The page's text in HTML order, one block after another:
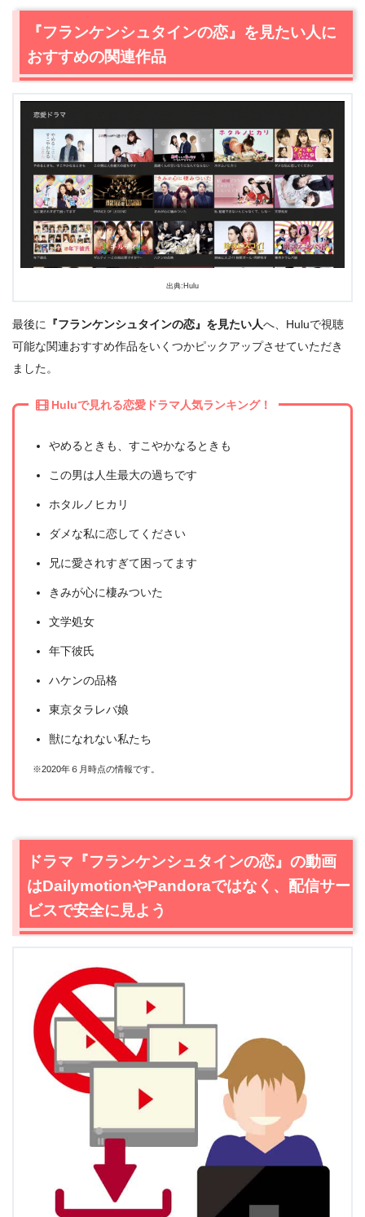
『フランケンシュタインの恋』を見たい人に
おすすめの関連作品
出典:Hulu
最後に 『フランケンシュタインの恋』を見たい人へ、Huluで視聴
可能な関連おすすめ作品をいくつかピックアップさせていただき
ました。
Huluで見れる恋愛ドラマ人気ランキング！
やめるときも、すこやかなるときも
この男は人生最大の過ちです
ホタルノヒカリ
ダメな私に恋してください
兄に愛されすぎて困ってます
きみが心に棲みついた
文学処女
年下彼氏
ハケンの品格
東京タラレバ娘
獣になれない私たち
※2020年６月時点の情報です。
ドラマ『フランケンシュタインの恋』の動画
はDailymotionやPandoraではなく、配信サー
ビスで安全に見よう